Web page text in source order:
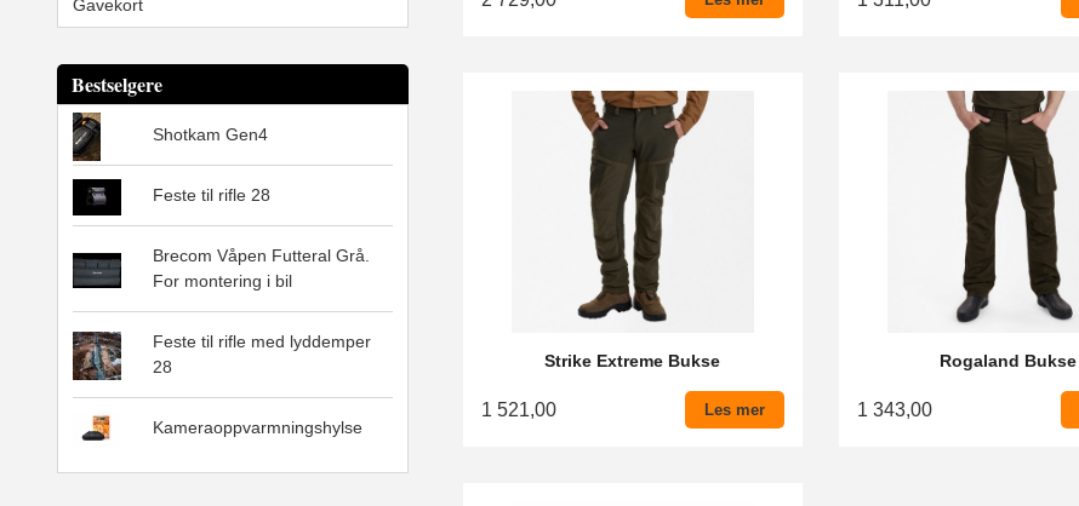
Gavekort
Bestselgere
Shotkam Gen4
Feste til rifle 28
Brecom Våpen Futteral Grå.
For montering i bil
Feste til rifle med lyddemper
28
Kameraoppvarmningshylse
Strike Extreme Bukse
1 521,00 Les mer
Rogaland Bukse
1 343,00